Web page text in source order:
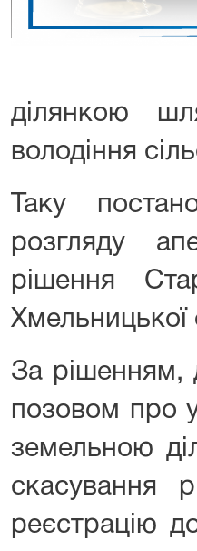
ділянкою
володіння
Таку
розгляду
рішення
Хмельницької
За рішенням,
позовом про
земельною
скасування
реєстрацію